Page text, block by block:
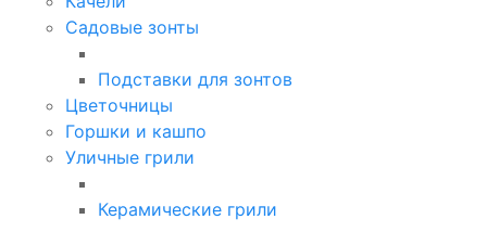
Садовые зонты
Подставки для зонтов
Цветочницы
Горшки и кашпо
Уличные грили
Керамические грили